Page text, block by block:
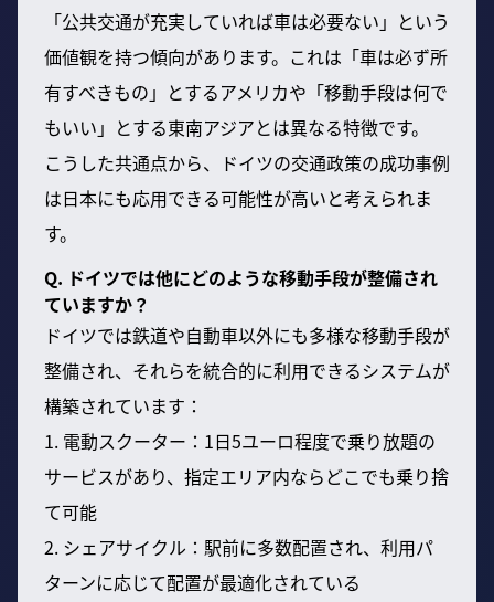
「公共交通が充実していれば車は必要ない」という
価値観を持つ傾向があります。これは「車は必ず所
有すべきもの」とするアメリカや「移動手段は何で
もいい」とする東南アジアとは異なる特徴です。
こうした共通点から、ドイツの交通政策の成功事例
は日本にも応用できる可能性が高いと考えられま
す。
Q. ドイツでは他にどのような移動手段が整備され
ていますか？
ドイツでは鉄道や自動車以外にも多様な移動手段が
整備され、それらを統合的に利用できるシステムが
構築されています：
1. 電動スクーター：1日5ユーロ程度で乗り放題の
サービスがあり、指定エリア内ならどこでも乗り捨
て可能
2. シェアサイクル：駅前に多数配置され、利用パ
ターンに応じて配置が最適化されている